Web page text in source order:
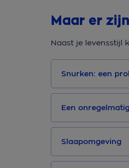
Maar er
Naast je levensstijl
Snurken: een
Een
Slaapomgeving